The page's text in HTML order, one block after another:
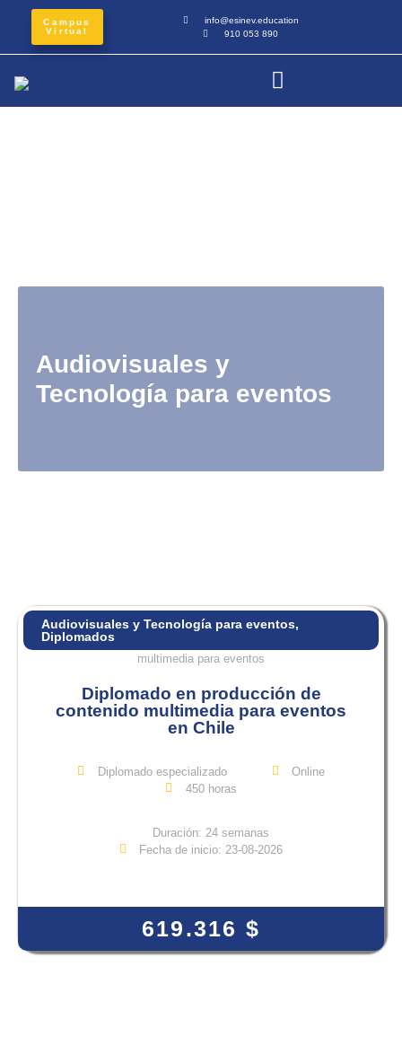
Campus
Virtual
info@esinev.education
910 053 890
Audiovisuales y
Tecnología para eventos
Audiovisuales y Tecnología para eventos,
Diplomados
Diplomado en producción de
contenido multimedia para eventos
en Chile
Diplomado especializado
Online
450 horas
Duración: 24 semanas
Fecha de inicio: 23-08-2026
619.316 $